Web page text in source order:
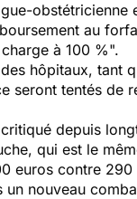
au
à 100 %".
hôpitaux, tant
seront tentés de
depuis
qui est le
euros contre 290
un nouveau